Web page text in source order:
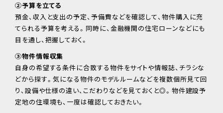
②予算を立てる
預金、収入と支出の予定、予備費などを確認して、物件購入に充
てられる予算を考える。同時に、金融機関の住宅ローンなどにも
目を通し、把握しておく。
③物件情報収集
自身の希望する条件に合致する物件をサイトや情報誌、チラシな
どから探す。気になる物件のモデルルームなどを複数個所見て回
り、設備や仕様の違い、こだわりなどを見ておくと◎。物件建設予
定地の住環境も、一度は確認しておきたい。